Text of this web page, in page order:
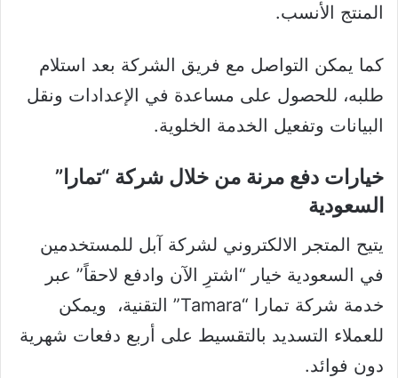
المنتج الأنسب.
كما يمكن التواصل مع فريق الشركة بعد استلام
طلبه، للحصول على مساعدة في الإعدادات ونقل
البيانات وتفعيل الخدمة الخلوية.
خيارات دفع مرنة من خلال شركة “تمارا”
السعودية
يتيح المتجر الالكتروني لشركة آبل للمستخدمين
في السعودية خيار “اشترِ الآن وادفع لاحقاً” عبر
خدمة شركة تمارا “Tamara” التقنية، ويمكن
للعملاء التسديد بالتقسيط على أربع دفعات شهرية
دون فوائد.